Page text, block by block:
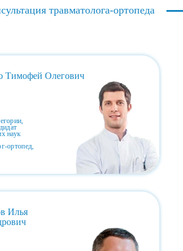
травматолога-ортопеда
Тимофей Олегович
наук
ортопед,
Илья